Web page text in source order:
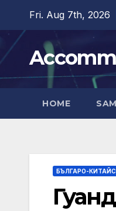
content
Fri. Aug 7th, 2026
HOME
БЪЛГАРО-